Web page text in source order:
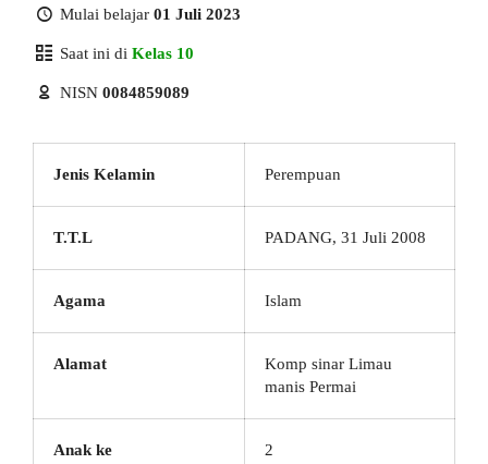
Mulai belajar 01 Juli 2023
Saat ini di Kelas 10
NISN 0084859089
Jenis Kelamin Perempuan
T.T.L PADANG, 31 Juli 2008
Agama Islam
Alamat
Komp sinar Limau
manis Permai
Anak ke 2